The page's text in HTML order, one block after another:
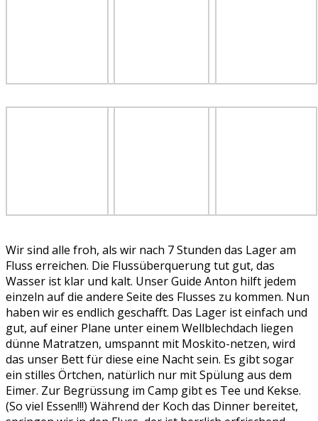
Wir sind alle froh, als wir nach 7 Stunden das Lager am
Fluss erreichen. Die Flussüberquerung tut gut, das
Wasser ist klar und kalt. Unser Guide Anton hilft jedem
einzeln auf die andere Seite des Flusses zu kommen. Nun
haben wir es endlich geschafft. Das Lager ist einfach und
gut, auf einer Plane unter einem Wellblechdach liegen
dünne Matratzen, umspannt mit Moskito-netzen, wird
das unser Bett für diese eine Nacht sein. Es gibt sogar
ein stilles Örtchen, natürlich nur mit Spülung aus dem
Eimer. Zur Begrüssung im Camp gibt es Tee und Kekse.
(So viel Essen!!!) Während der Koch das Dinner bereitet,